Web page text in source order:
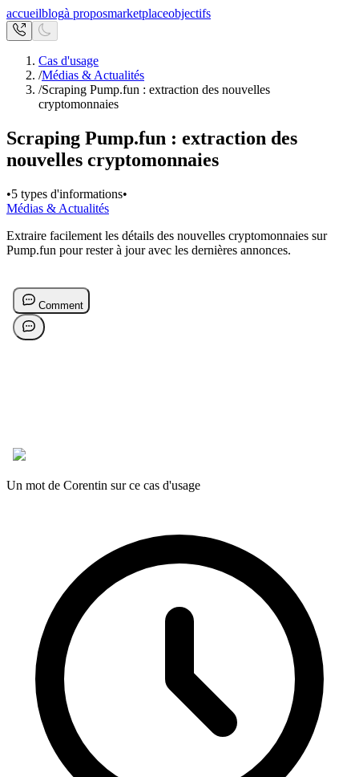
accueilblogà proposmarketplaceobjectifs
Cas d'usage
/Médias & Actualités
/Scraping Pump.fun : extraction des nouvelles
cryptomonnaies
Scraping Pump.fun : extraction des
nouvelles cryptomonnaies
•5 types d'informations•
Médias & Actualités
Extraire facilement les détails des nouvelles cryptomonnaies sur
Pump.fun pour rester à jour avec les dernières annonces.
Un mot de Corentin sur ce cas d'usage